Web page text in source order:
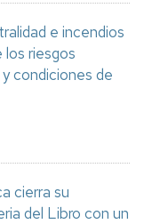
e incendios
los riesgos
condiciones de
cierra su
del Libro con un